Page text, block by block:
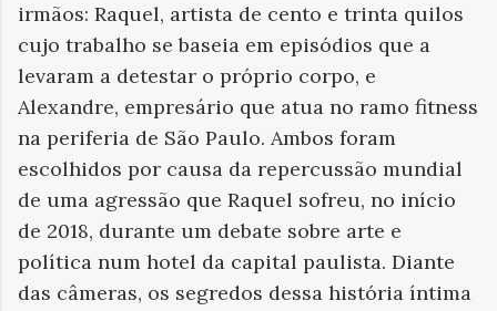
irmãos: Raquel, artista de cento e trinta quilos
cujo trabalho se baseia em episódios que a
levaram a detestar o próprio corpo, e
Alexandre, empresário que atua no ramo fitness
na periferia de São Paulo. Ambos foram
escolhidos por causa da repercussão mundial
de uma agressão que Raquel sofreu, no início
de 2018, durante um debate sobre arte e
política num hotel da capital paulista. Diante
das câmeras, os segredos dessa história íntima